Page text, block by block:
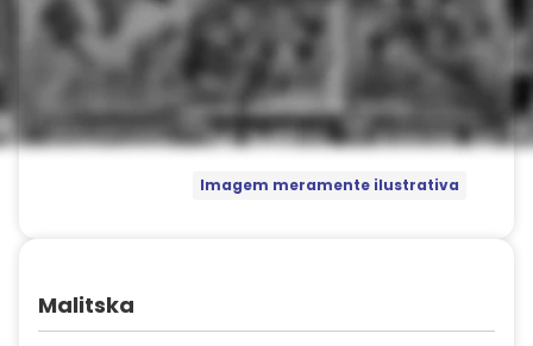
Imagem meramente ilustrativa
Malitska